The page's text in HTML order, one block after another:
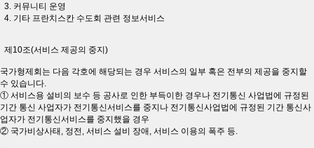
3. 커뮤니티 운영
4. 기타 프란치스칸 수도회 관련 정보서비스
제10조(서비스 제공의 중지)
국가형제회는 다음 각호에 해당되는 경우 서비스의 일부 혹은 전부의 제공을 중지할
수 있습니다.
① 서비스용 설비의 보수 등 공사로 인한 부득이한 경우나 전기통신 사업법에 규정된
기간 통신 사업자가 전기통신서비스를 중지나 전기통신사업법에 규정된 기간 통신사
업자가 전기통신서비스를 중지했을 경우
② 국가비상사태, 정전, 서비스 설비 장애, 서비스 이용의 폭주 등.